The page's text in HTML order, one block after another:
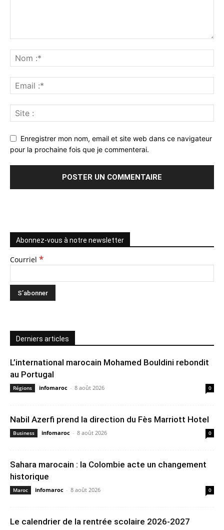
Enregistrer mon nom, email et site web dans ce navigateur
pour la prochaine fois que je commenterai.
Abonnez-vous à notre newsletter
Courriel *
Derniers articles
L’international marocain Mohamed Bouldini rebondit
au Portugal
Régions infomaroc - 8 août 2026 0
Nabil Azerfi prend la direction du Fès Marriott Hotel
Business infomaroc - 8 août 2026 0
Sahara marocain : la Colombie acte un changement
historique
Maroc infomaroc - 8 août 2026 0
Le calendrier de la rentrée scolaire 2026-2027